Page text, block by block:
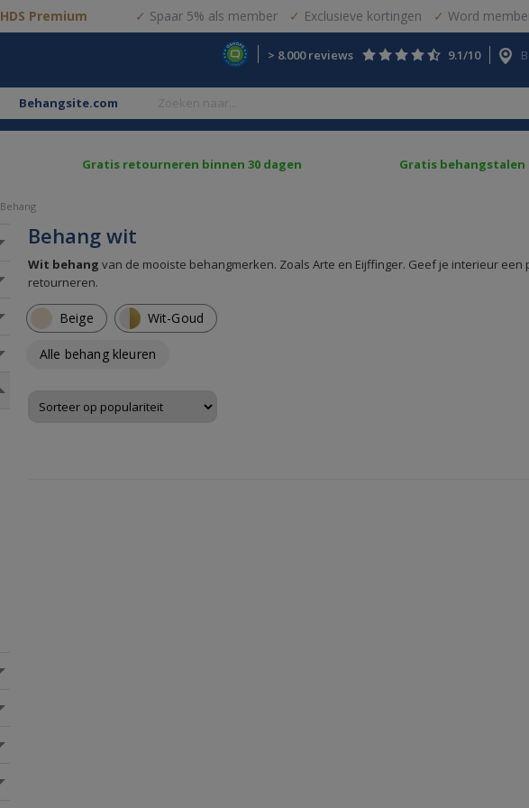
HDS Premium Spaar 5% als member Exclusieve kortingen Word
> 8.000 reviews 9.1/10
behangsite.com
Gratis retourneren binnen 30 dagen Gratis behangstalen
Behang
Behang wit
Wit behang van de mooiste behangmerken. Zoals Arte en Eijffinger. Geef je interieur
retourneren.
Beige Wit-Goud
Alle behang kleuren